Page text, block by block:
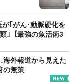
｢がん･動脈硬化を
｣【最強の魚活術3
外報道から見えた
の無策